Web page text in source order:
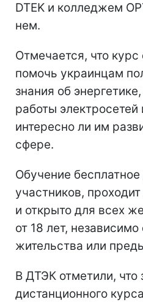
DTEK и колледжем
нем.
Отмечается, что курс
помочь украинцам
знания об
работы электросетей
интересно ли им
сфере.
Обучение
участников,
и открыто для всех
от 18 лет, независимо
жительства или
В ДТЭК отметили, что
дистанционного